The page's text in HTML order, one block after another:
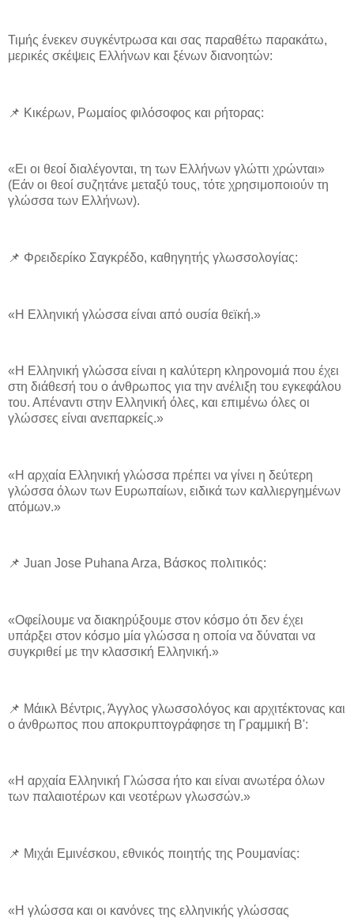
Τιμής ένεκεν συγκέντρωσα και σας παραθέτω παρακάτω,
μερικές σκέψεις Ελλήνων και ξένων διανοητών:
📌 Κικέρων, Ρωμαίος φιλόσοφος και ρήτορας:
«Ει οι θεοί διαλέγονται, τη των Ελλήνων γλώττι χρώνται»
(Εάν οι θεοί συζητάνε μεταξύ τους, τότε χρησιμοποιούν τη
γλώσσα των Ελλήνων).
📌 Φρειδερίκο Σαγκρέδο, καθηγητής γλωσσολογίας:
«Η Ελληνική γλώσσα είναι από ουσία θεϊκή.»
«Η Ελληνική γλώσσα είναι η καλύτερη κληρονομιά που έχει
στη διάθεσή του ο άνθρωπος για την ανέλιξη του εγκεφάλου
του. Απέναντι στην Ελληνική όλες, και επιμένω όλες οι
γλώσσες είναι ανεπαρκείς.»
«Η αρχαία Ελληνική γλώσσα πρέπει να γίνει η δεύτερη
γλώσσα όλων των Ευρωπαίων, ειδικά των καλλιεργημένων
ατόμων.»
📌 Juan Jose Puhana Arza, Βάσκος πολιτικός:
«Οφείλουμε να διακηρύξουμε στον κόσμο ότι δεν έχει
υπάρξει στον κόσμο μία γλώσσα η οποία να δύναται να
συγκριθεί με την κλασσική Ελληνική.»
📌 Μάικλ Βέντρις, Άγγλος γλωσσολόγος και αρχιτέκτονας και
ο άνθρωπος που αποκρυπτογράφησε τη Γραμμική Β':
«Η αρχαία Ελληνική Γλώσσα ήτο και είναι ανωτέρα όλων
των παλαιοτέρων και νεοτέρων γλωσσών.»
📌 Μιχάι Εμινέσκου, εθνικός ποιητής της Ρουμανίας:
«Η γλώσσα και οι κανόνες της ελληνικής γλώσσας